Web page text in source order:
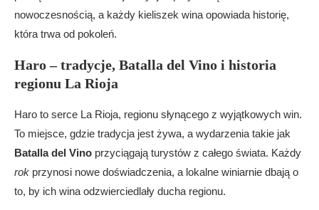
nowoczesnością, a każdy kieliszek wina opowiada historię,
która trwa od pokoleń.
Haro – tradycje, Batalla del Vino i historia
regionu La Rioja
Haro to serce La Rioja, regionu słynącego z wyjątkowych win.
To miejsce, gdzie tradycja jest żywa, a wydarzenia takie jak
Batalla del Vino przyciągają turystów z całego świata. Każdy
rok przynosi nowe doświadczenia, a lokalne winiarnie dbają o
to, by ich wina odzwierciedlały ducha regionu.